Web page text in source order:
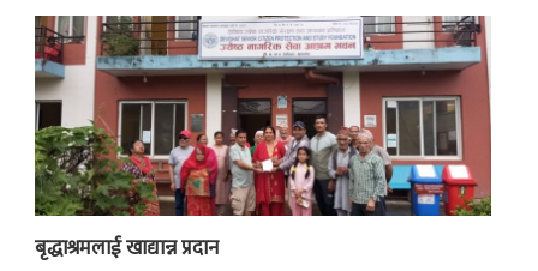
बृद्धाश्रमलाई खाद्यान्न प्रदान